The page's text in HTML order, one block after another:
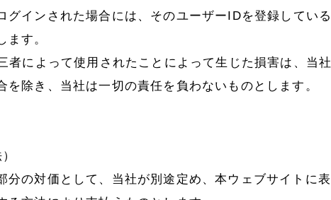
グインされた場合には、そのユーザーIDを登録している
す。
者によって使用されたことによって生じた損害は、当社
除き、当社は一切の責任を負わないものとします。
分の対価として、当社が別途定め、本ウェブサイトに表